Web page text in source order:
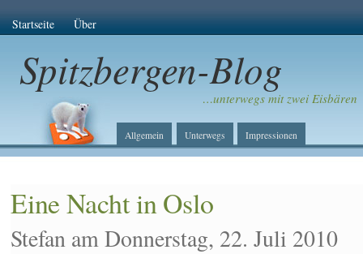
Startseite Über
Spitzbergen-Blog
…unterwegs mit zwei Eisbären
Allgemein Unterwegs Impressionen
Eine Nacht in Oslo
Stefan am Donnerstag, 22. Juli 2010